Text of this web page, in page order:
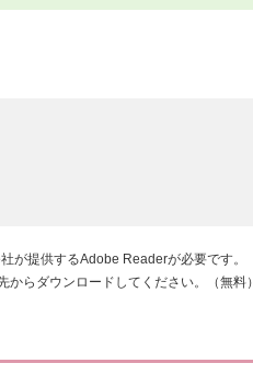
が提供するAdobe Readerが必要です。
らダウンロードしてください。（無料）